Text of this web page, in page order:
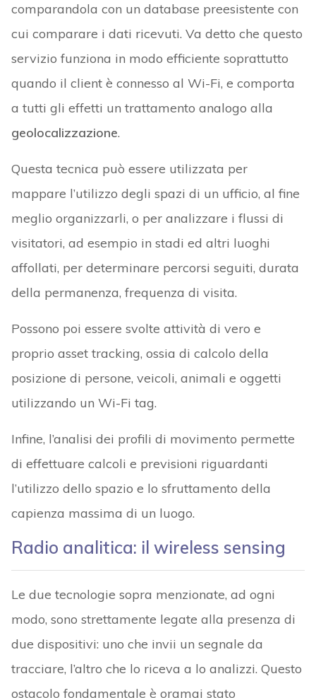
comparandola con un database preesistente con
cui comparare i dati ricevuti. Va detto che questo
servizio funziona in modo efficiente soprattutto
quando il client è connesso al Wi-Fi, e comporta
a tutti gli effetti un trattamento analogo alla
geolocalizzazione.
Questa tecnica può essere utilizzata per
mappare l’utilizzo degli spazi di un ufficio, al fine
meglio organizzarli, o per analizzare i flussi di
visitatori, ad esempio in stadi ed altri luoghi
affollati, per determinare percorsi seguiti, durata
della permanenza, frequenza di visita.
Possono poi essere svolte attività di vero e
proprio asset tracking, ossia di calcolo della
posizione di persone, veicoli, animali e oggetti
utilizzando un Wi-Fi tag.
Infine, l’analisi dei profili di movimento permette
di effettuare calcoli e previsioni riguardanti
l’utilizzo dello spazio e lo sfruttamento della
capienza massima di un luogo.
Radio analitica: il wireless sensing
Le due tecnologie sopra menzionate, ad ogni
modo, sono strettamente legate alla presenza di
due dispositivi: uno che invii un segnale da
tracciare, l’altro che lo riceva a lo analizzi. Questo
ostacolo fondamentale è oramai stato